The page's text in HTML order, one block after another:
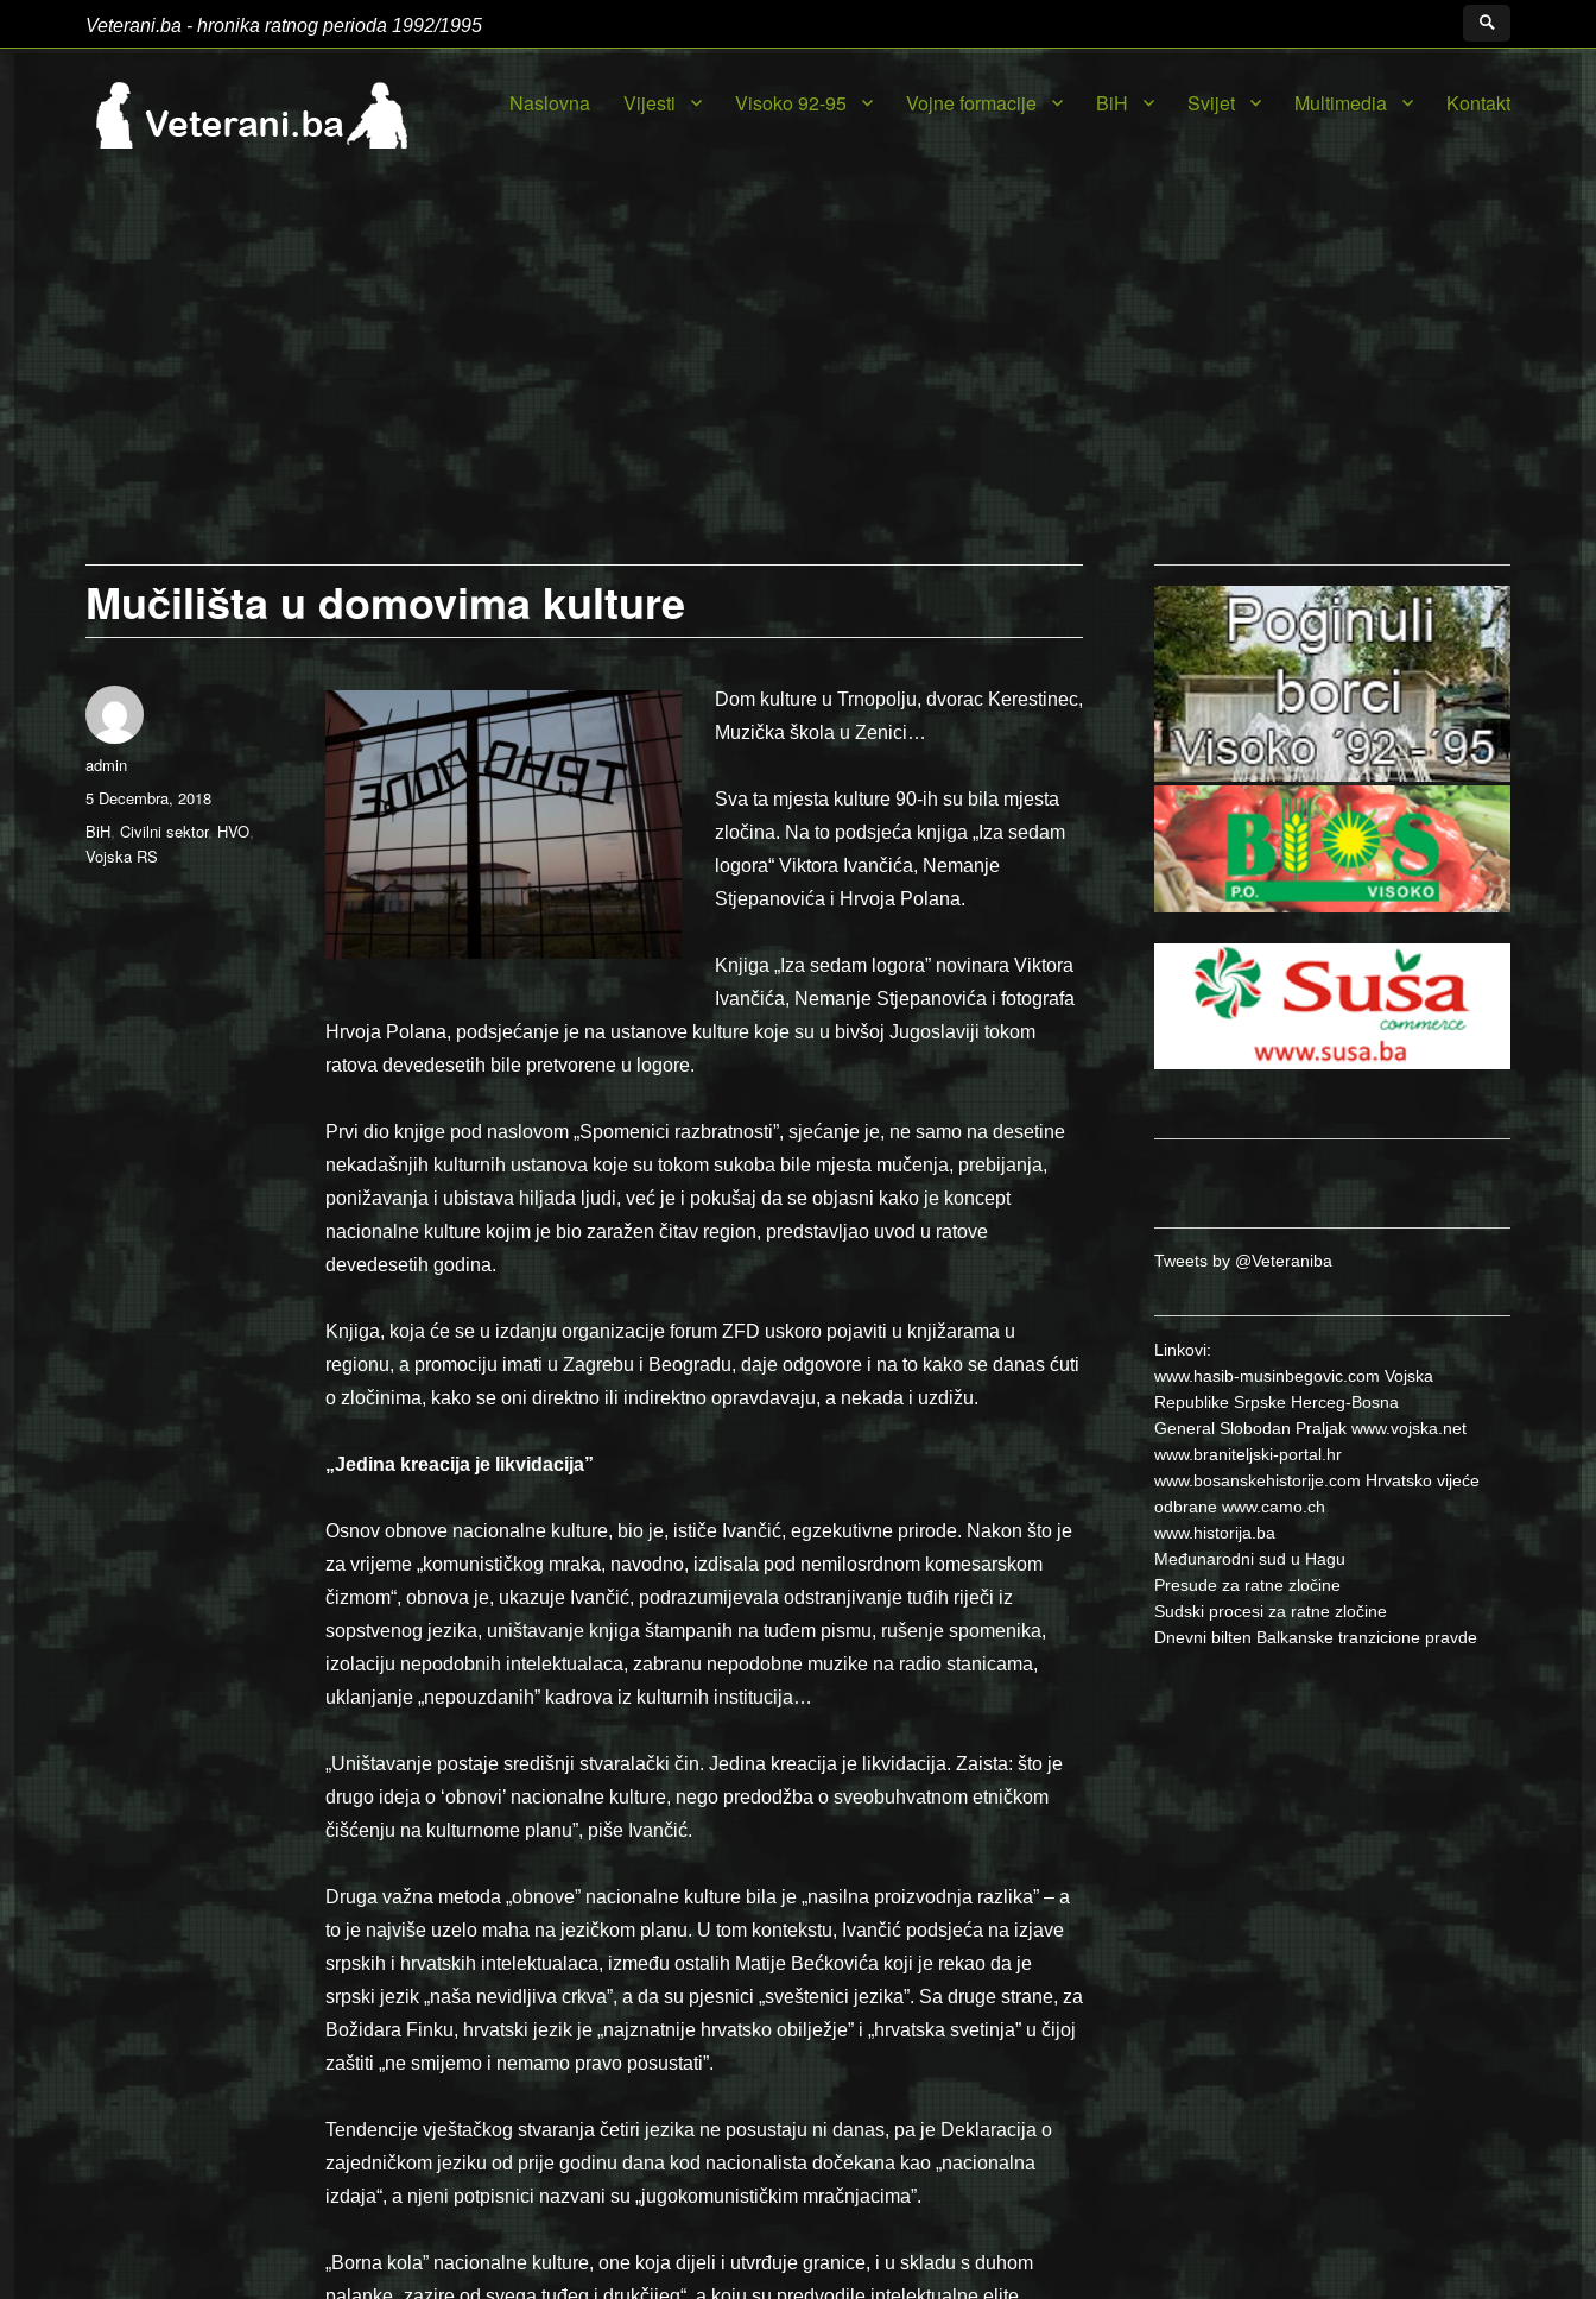
Veterani.ba - hronika ratnog perioda 1992/1995
Naslovna Vijesti Visoko 92-95 Vojne formacije BiH Svijet Multimedia Kontakt
Mučilišta u domovima kulture
Dom kulture u Trnopolju, dvorac Kerestinec,
Muzička škola u Zenici…
Sva ta mjesta kulture 90-ih su bila mjesta
zločina. Na to podsjeća knjiga „Iza sedam
logora“ Viktora Ivančića, Nemanje
Stjepanovića i Hrvoja Polana.
Knjiga „Iza sedam logora” novinara Viktora
Ivančića, Nemanje Stjepanovića i fotografa
Hrvoja Polana, podsjećanje je na ustanove kulture koje su u bivšoj Jugoslaviji tokom
ratova devedesetih bile pretvorene u logore.
Prvi dio knjige pod naslovom „Spomenici razbratnosti”, sjećanje je, ne samo na desetine
nekadašnjih kulturnih ustanova koje su tokom sukoba bile mjesta mučenja, prebijanja,
ponižavanja i ubistava hiljada ljudi, već je i pokušaj da se objasni kako je koncept
nacionalne kulture kojim je bio zaražen čitav region, predstavljao uvod u ratove
devedesetih godina.
Knjiga, koja će se u izdanju organizacije forum ZFD uskoro pojaviti u knjižarama u
regionu, a promociju imati u Zagrebu i Beogradu, daje odgovore i na to kako se danas ćuti
o zločinima, kako se oni direktno ili indirektno opravdavaju, a nekada i uzdižu.
„Jedina kreacija je likvidacija”
Osnov obnove nacionalne kulture, bio je, ističe Ivančić, egzekutivne prirode. Nakon što je
za vrijeme „komunističkog mraka, navodno, izdisala pod nemilosrdnom komesarskom
čizmom“, obnova je, ukazuje Ivančić, podrazumijevala odstranjivanje tuđih riječi iz
sopstvenog jezika, uništavanje knjiga štampanih na tuđem pismu, rušenje spomenika,
izolaciju nepodobnih intelektualaca, zabranu nepodobne muzike na radio stanicama,
uklanjanje „nepouzdanih” kadrova iz kulturnih institucija…
„Uništavanje postaje središnji stvaralački čin. Jedina kreacija je likvidacija. Zaista: što je
drugo ideja o ‘obnovi’ nacionalne kulture, nego predodžba o sveobuhvatnom etničkom
čišćenju na kulturnome planu”, piše Ivančić.
Druga važna metoda „obnove” nacionalne kulture bila je „nasilna proizvodnja razlika” – a
to je najviše uzelo maha na jezičkom planu. U tom kontekstu, Ivančić podsjeća na izjave
srpskih i hrvatskih intelektualaca, između ostalih Matije Bećkovića koji je rekao da je
srpski jezik „naša nevidljiva crkva”, a da su pjesnici „sveštenici jezika”. Sa druge strane, za
Božidara Finku, hrvatski jezik je „najznatnije hrvatsko obilježje” i „hrvatska svetinja” u čijoj
zaštiti „ne smijemo i nemamo pravo posustati”.
Tendencije vještačkog stvaranja četiri jezika ne posustaju ni danas, pa je Deklaracija o
zajedničkom jeziku od prije godinu dana kod nacionalista dočekana kao „nacionalna
izdaja“, a njeni potpisnici nazvani su „jugokomunističkim mračnjacima”.
„Borna kola” nacionalne kulture, one koja dijeli i utvrđuje granice, i u skladu s duhom
Author
admin
Posted
on
5 Decembra, 2018
Categories
BiH, Civilni sektor, HVO,
Vojska RS
Tweets by @Veteraniba
Linkovi:
www.hasib-musinbegovic.com Vojska
Republike Srpske Herceg-Bosna
General Slobodan Praljak www.vojska.net
www.braniteljski-portal.hr
www.bosanskehistorije.com Hrvatsko vijeće
odbrane www.camo.ch
www.historija.ba
Međunarodni sud u Hagu
Presude za ratne zločine
Sudski procesi za ratne zločine
Dnevni bilten Balkanske tranzicione pravde